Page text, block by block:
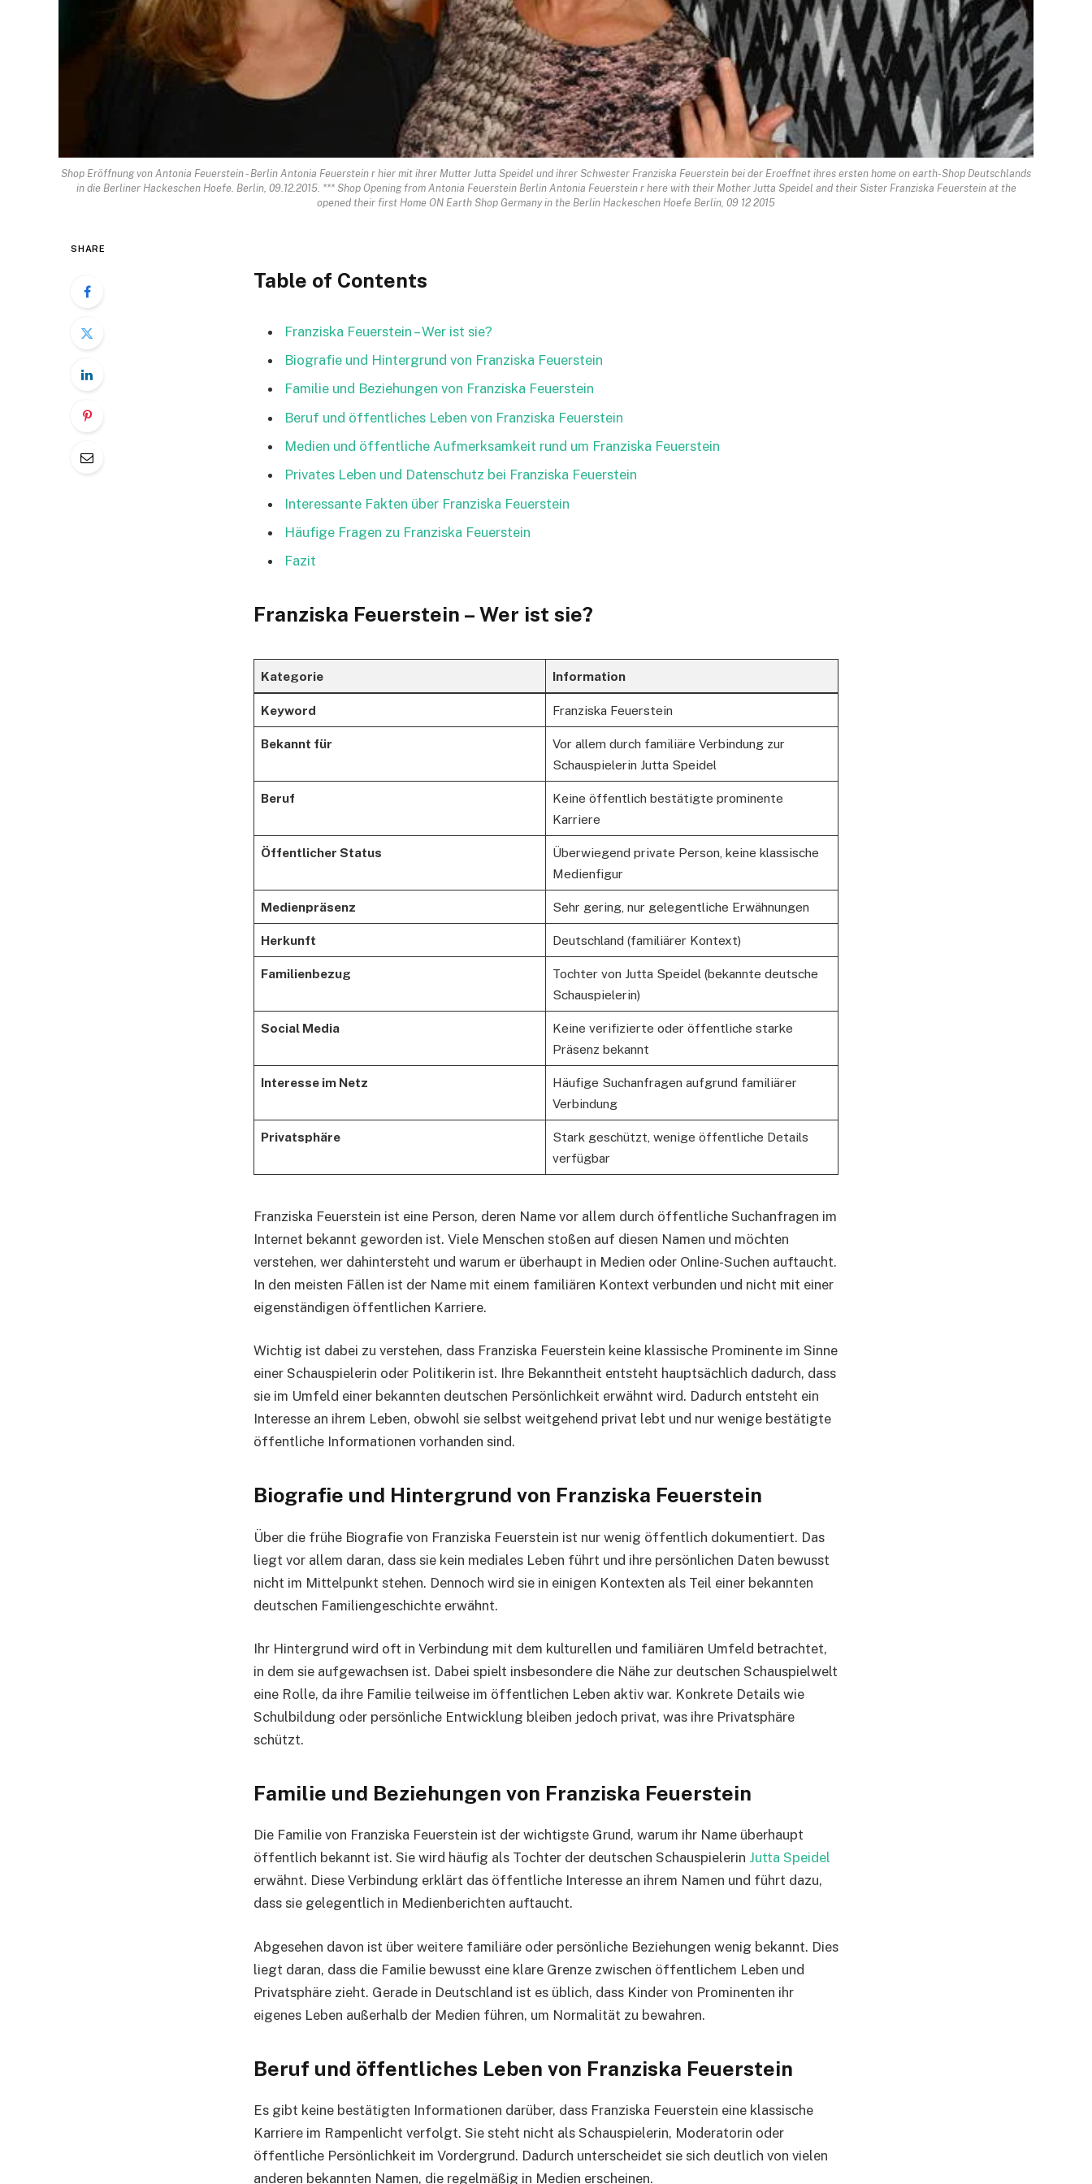
Shop Eröffnung von Antonia Feuerstein - Berlin Antonia Feuerstein r hier mit ihrer Mutter Jutta Speidel und ihrer Schwester Franziska Feuerstein bei der Eroeffnet ihres ersten home on earth-Shop Deutschlands
in die Berliner Hackeschen Hoefe. Berlin, 09.12.2015. *** Shop Opening from Antonia Feuerstein Berlin Antonia Feuerstein r here with their Mother Jutta Speidel and their Sister Franziska Feuerstein at the
opened their first Home ON Earth Shop Germany in the Berlin Hackeschen Hoefe Berlin, 09 12 2015
SHARE
Table of Contents
Franziska Feuerstein – Wer ist sie?
Biografie und Hintergrund von Franziska Feuerstein
Familie und Beziehungen von Franziska Feuerstein
Beruf und öffentliches Leben von Franziska Feuerstein
Medien und öffentliche Aufmerksamkeit rund um Franziska Feuerstein
Privates Leben und Datenschutz bei Franziska Feuerstein
Interessante Fakten über Franziska Feuerstein
Häufige Fragen zu Franziska Feuerstein
Fazit
Franziska Feuerstein – Wer ist sie?
Kategorie Information
Keyword Franziska Feuerstein
Bekannt für
Vor allem durch familiäre Verbindung zur
Schauspielerin Jutta Speidel
Beruf
Keine öffentlich bestätigte prominente
Karriere
Öffentlicher Status
Überwiegend private Person, keine klassische
Medienfigur
Medienpräsenz Sehr gering, nur gelegentliche Erwähnungen
Herkunft Deutschland (familiärer Kontext)
Familienbezug
Tochter von Jutta Speidel (bekannte deutsche
Schauspielerin)
Social Media
Keine verifizierte oder öffentliche starke
Präsenz bekannt
Interesse im Netz
Häufige Suchanfragen aufgrund familiärer
Verbindung
Privatsphäre
Stark geschützt, wenige öffentliche Details
verfügbar
Franziska Feuerstein ist eine Person, deren Name vor allem durch öffentliche Suchanfragen im
Internet bekannt geworden ist. Viele Menschen stoßen auf diesen Namen und möchten
verstehen, wer dahintersteht und warum er überhaupt in Medien oder Online-Suchen auftaucht.
In den meisten Fällen ist der Name mit einem familiären Kontext verbunden und nicht mit einer
eigenständigen öffentlichen Karriere.
Wichtig ist dabei zu verstehen, dass Franziska Feuerstein keine klassische Prominente im Sinne
einer Schauspielerin oder Politikerin ist. Ihre Bekanntheit entsteht hauptsächlich dadurch, dass
sie im Umfeld einer bekannten deutschen Persönlichkeit erwähnt wird. Dadurch entsteht ein
Interesse an ihrem Leben, obwohl sie selbst weitgehend privat lebt und nur wenige bestätigte
öffentliche Informationen vorhanden sind.
Biografie und Hintergrund von Franziska Feuerstein
Über die frühe Biografie von Franziska Feuerstein ist nur wenig öffentlich dokumentiert. Das
liegt vor allem daran, dass sie kein mediales Leben führt und ihre persönlichen Daten bewusst
nicht im Mittelpunkt stehen. Dennoch wird sie in einigen Kontexten als Teil einer bekannten
deutschen Familiengeschichte erwähnt.
Ihr Hintergrund wird oft in Verbindung mit dem kulturellen und familiären Umfeld betrachtet,
in dem sie aufgewachsen ist. Dabei spielt insbesondere die Nähe zur deutschen Schauspielwelt
eine Rolle, da ihre Familie teilweise im öffentlichen Leben aktiv war. Konkrete Details wie
Schulbildung oder persönliche Entwicklung bleiben jedoch privat, was ihre Privatsphäre
schützt.
Familie und Beziehungen von Franziska Feuerstein
Die Familie von Franziska Feuerstein ist der wichtigste Grund, warum ihr Name überhaupt
öffentlich bekannt ist. Sie wird häufig als Tochter der deutschen Schauspielerin Jutta Speidel
erwähnt. Diese Verbindung erklärt das öffentliche Interesse an ihrem Namen und führt dazu,
dass sie gelegentlich in Medienberichten auftaucht.
Abgesehen davon ist über weitere familiäre oder persönliche Beziehungen wenig bekannt. Dies
liegt daran, dass die Familie bewusst eine klare Grenze zwischen öffentlichem Leben und
Privatsphäre zieht. Gerade in Deutschland ist es üblich, dass Kinder von Prominenten ihr
eigenes Leben außerhalb der Medien führen, um Normalität zu bewahren.
Beruf und öffentliches Leben von Franziska Feuerstein
Es gibt keine bestätigten Informationen darüber, dass Franziska Feuerstein eine klassische
Karriere im Rampenlicht verfolgt. Sie steht nicht als Schauspielerin, Moderatorin oder
öffentliche Persönlichkeit im Vordergrund. Dadurch unterscheidet sie sich deutlich von vielen
anderen bekannten Namen, die regelmäßig in Medien erscheinen.